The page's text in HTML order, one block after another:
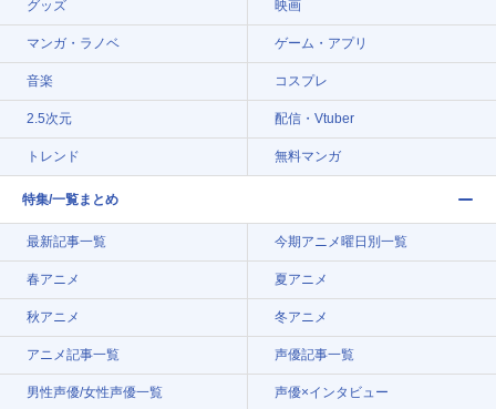
グッズ 映画
マンガ・ラノベ ゲーム・アプリ
音楽 コスプレ
2.5次元 配信・Vtuber
トレンド 無料マンガ
特集/一覧まとめ
最新記事一覧 今期アニメ曜日別一覧
春アニメ 夏アニメ
秋アニメ 冬アニメ
アニメ記事一覧 声優記事一覧
男性声優/女性声優一覧 声優×インタビュー